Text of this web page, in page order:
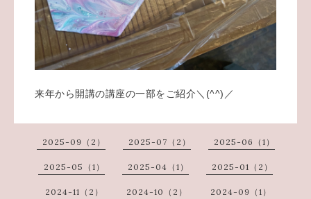
来年から開講の講座の一部をご紹介＼(^^)／
2025-09（2） 2025-07（2） 2025-06（1）
2025-05（1） 2025-04（1） 2025-01（2）
2024-11（2） 2024-10（2） 2024-09（1）